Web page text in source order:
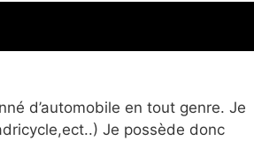
d’automobile en tout genre. Je
Je possède donc